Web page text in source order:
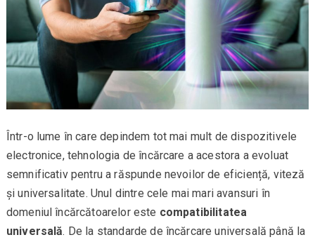
Într-o lume în care depindem tot mai mult de dispozitivele
electronice, tehnologia de încărcare a acestora a evoluat
semnificativ pentru a răspunde nevoilor de eficiență, viteză
și universalitate. Unul dintre cele mai mari avansuri în
domeniul încărcătoarelor este compatibilitatea
universală. De la standarde de încărcare universală până la